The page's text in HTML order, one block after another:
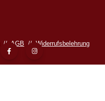
// AGB // Widerrufsbelehrung